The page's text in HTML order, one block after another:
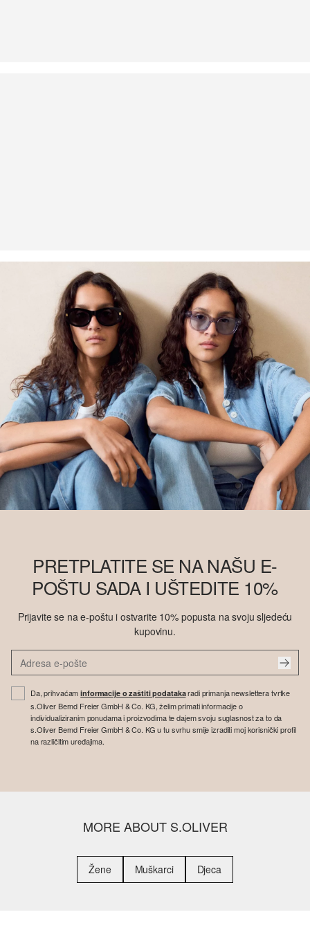
PRETPLATITE SE NA NAŠU E-
POŠTU SADA I UŠTEDITE 10%
Prijavite se na e-poštu i ostvarite 10% popusta na svoju sljedeću
kupovinu.
Da, prihvaćaminformacije o zaštiti podatakaradi primanja newslettera tvrtke
s.Oliver Bernd Freier GmbH & Co. KG, želim primati informacije o
individualiziranim ponudama i proizvodima te dajem svoju suglasnost za to da
s.Oliver Bernd Freier GmbH & Co. KG u tu svrhu smije izraditi moj korisnički profil
na različitim uređajima.
MORE ABOUT S.OLIVER
Žene Muškarci Djeca